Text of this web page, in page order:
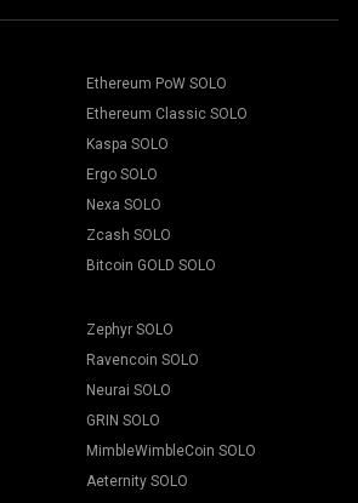
Ethereum PoW SOLO
Ethereum Classic SOLO
Kaspa SOLO
Ergo SOLO
Nexa SOLO
Zcash SOLO
Bitcoin GOLD SOLO
Zephyr SOLO
Ravencoin SOLO
Neurai SOLO
GRIN SOLO
MimbleWimbleCoin SOLO
Aeternity SOLO